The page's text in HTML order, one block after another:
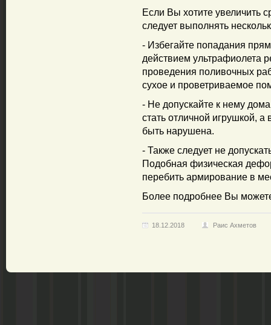
Если Вы хотите увеличить
следует выполнять
- Избегайте попадания
действием ультрафиолета
проведения поливочных
сухое и проветриваемое
- Не допускайте к нему
стать отличной игрушкой, а
быть нарушена.
- Также следует не
Подобная физическая
перебить армирование в
Более подробнее Вы
18.12.2018 Раис Ахметов